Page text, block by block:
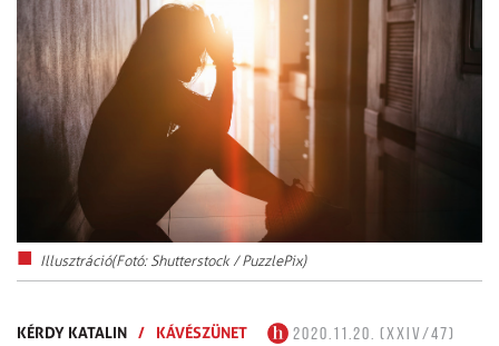
Illusztráció(Fotó: Shutterstock / PuzzlePix)
KÉRDY KATALIN / KÁVÉSZÜNET
2020.11.20. (XXIV/47)